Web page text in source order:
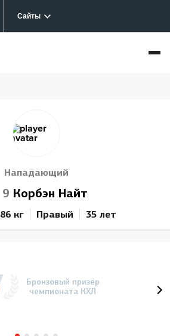
Сайты
Нападающий
9 Корбэн Найт
86 кг Правый 35 лет
Бронзовый призёр
чемпионата КХЛ